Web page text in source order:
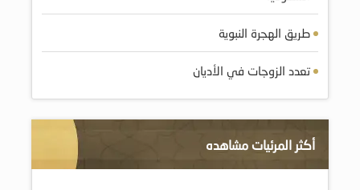
طريق الهجرة النبوية
تعدد الزوجات في الأديان
أكثر المرئيات مشاهده